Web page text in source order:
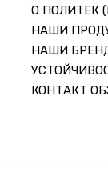
О ПОЛИТЕК
НАШИ
НАШИ
КОНТАКТ